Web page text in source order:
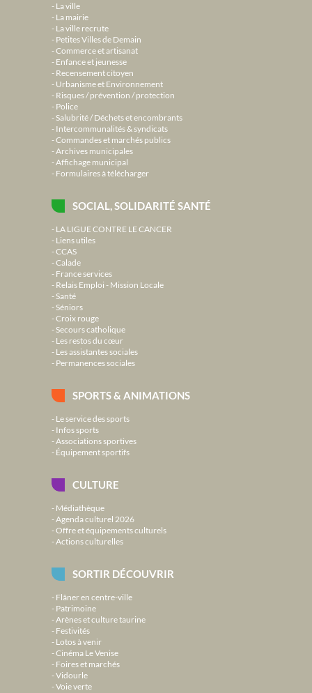
La ville
La mairie
La ville recrute
Petites Villes de Demain
Commerce et artisanat
Enfance et jeunesse
Recensement citoyen
Urbanisme et Environnement
Risques / prévention / protection
Police
Salubrité / Déchets et encombrants
Intercommunalités & syndicats
Commandes et marchés publics
Archives municipales
Affichage municipal
Formulaires à télécharger
SOCIAL, SOLIDARITÉ SANTÉ
LA LIGUE CONTRE LE CANCER
Liens utiles
CCAS
Calade
France services
Relais Emploi - Mission Locale
Santé
Séniors
Croix rouge
Secours catholique
Les restos du cœur
Les assistantes sociales
Permanences sociales
SPORTS & ANIMATIONS
Le service des sports
Infos sports
Associations sportives
Équipement sportifs
CULTURE
Médiathèque
Agenda culturel 2026
Offre et équipements culturels
Actions culturelles
SORTIR DÉCOUVRIR
Flâner en centre-ville
Patrimoine
Arènes et culture taurine
Festivités
Lotos à venir
Cinéma Le Venise
Foires et marchés
Vidourle
Voie verte